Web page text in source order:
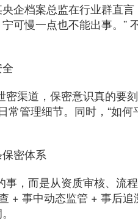
企档案总监在行业群直
可慢一点也不能出事。”
密渠道，保密意识真的要
常管理细节。同时，“如
保密体系
事，而是从资质审核、流
+ 事中动态监管 + 事后